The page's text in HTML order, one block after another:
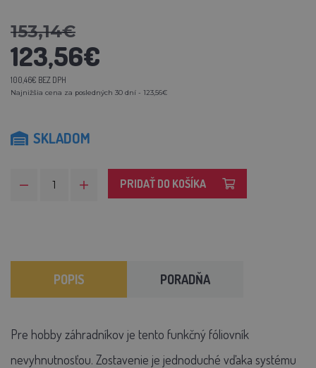
153,14€
123,56€
100,46€ BEZ DPH
Najnižšia cena za posledných 30 dní - 123,56€
SKLADOM
PRIDAŤ DO KOŠÍKA
POPIS PORADŇA
Pre hobby záhradníkov je tento funkčný fóliovník
nevyhnutnosťou. Zostavenie je jednoduché vďaka systému